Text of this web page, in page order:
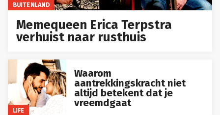
BUITENLAND
Memequeen Erica Terpstra
verhuist naar rusthuis
LIFE
Waarom
aantrekkingskracht niet
altijd betekent dat je
vreemdgaat